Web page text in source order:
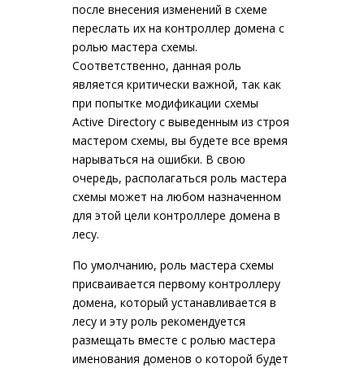
после внесения изменений в схеме
переслать их на контроллер домена с
ролью мастера схемы.
Соответственно, данная роль
является критически важной, так как
при попытке модификации схемы
Active Directory с выведенным из строя
мастером схемы, вы будете все время
нарываться на ошибки. В свою
очередь, располагаться роль мастера
схемы может на любом назначенном
для этой цели контроллере домена в
лесу.
По умолчанию, роль мастера схемы
присваивается первому контроллеру
домена, который устанавливается в
лесу и эту роль рекомендуется
размещать вместе с ролью мастера
именования доменов о которой будет